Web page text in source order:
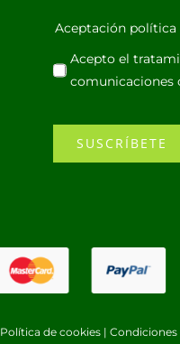
Aceptación
Acepto el
comunicaciones
SUSCRÍBETE
Política de cookies |